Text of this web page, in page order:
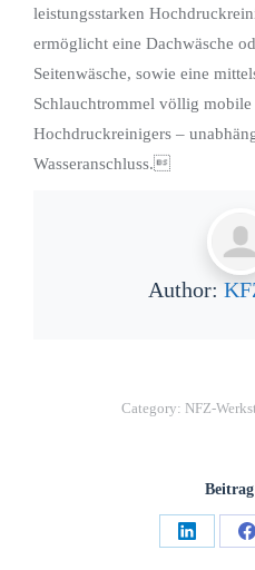
leistungsstarken
ermöglicht eine Dachwäsche
Seitenwäsche, sowie eine
Schlauchtrommel völlig mobile
Hochdruckreinigers –
Wasseranschluss.
Author:
Category: NFZ-